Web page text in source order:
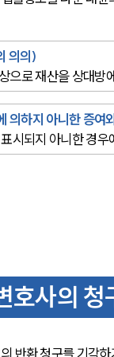
의의)
으로 재산을 상대방
하지 아니한 증여
시되지 아니한 경
호사의 청
반환 청구를 기각